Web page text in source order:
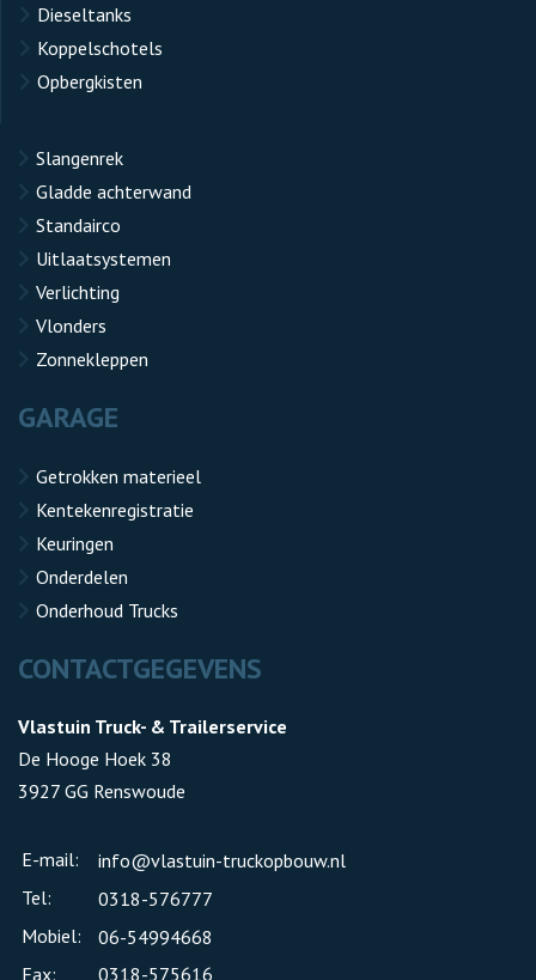
Dieseltanks
Koppelschotels
Opbergkisten
Slangenrek
Gladde achterwand
Standairco
Uitlaatsystemen
Verlichting
Vlonders
Zonnekleppen
GARAGE
Getrokken materieel
Kentekenregistratie
Keuringen
Onderdelen
Onderhoud Trucks
CONTACTGEGEVENS
Vlastuin Truck- & Trailerservice
De Hooge Hoek 38
3927 GG Renswoude
E-mail:
info@vlastuin-truckopbouw.nl
Tel:
0318-576777
Mobiel:
06-54994668
Fax:
0318-575616